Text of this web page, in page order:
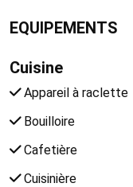
EQUIPEMENTS
Cuisine
Appareil à raclette
Bouilloire
Cafetière
Cuisinière